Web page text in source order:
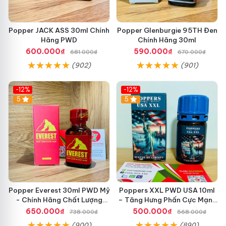
Popper JACK ASS 30ml Chính
Hãng PWD
600.000₫
681.000₫
(902)
Popper Glenburgie 95TH Đen
Chính Hãng 30ml
590.000₫
670.000₫
(901)
-12%
5
Popper Everest 30ml PWD Mỹ
- Chính Hãng Chất Lượng
Cao
650.000₫ 738.000₫
-12%
5
Poppers XXL PWD USA 10ml
– Tăng Hưng Phấn Cực Mạnh
Cho Top Bot Khi Yêu
500.000₫ 568.000₫